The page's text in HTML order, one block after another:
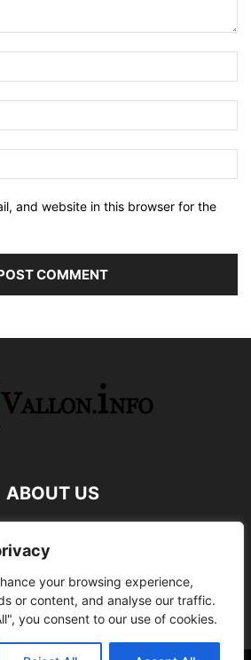
your browsing experience,
or content, and analyse our traffic.
you consent to our use of cookies.
and website in this browser for the
ABOUT US
FOLLOW US